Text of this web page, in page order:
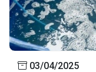
03/04/2025